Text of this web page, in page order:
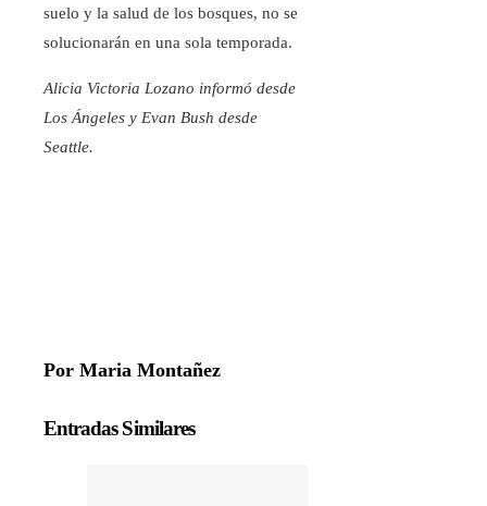
suelo y la salud de los bosques, no se
solucionarán en una sola temporada.
Alicia Victoria Lozano informó desde
Los Ángeles y Evan Bush desde
Seattle.
Por Maria Montañez
Entradas Similares